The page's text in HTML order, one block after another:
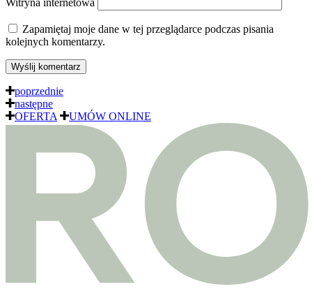
Witryna internetowa
Zapamiętaj moje dane w tej przeglądarce podczas pisania
kolejnych komentarzy.
poprzednie
następne
OFERTA
UMÓW ONLINE